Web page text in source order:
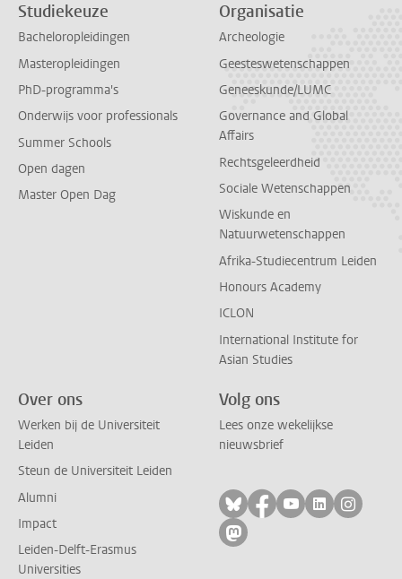
Studiekeuze
Bacheloropleidingen
Masteropleidingen
PhD-programma's
Onderwijs voor professionals
Summer Schools
Open dagen
Master Open Dag
Organisatie
Archeologie
Geesteswetenschappen
Geneeskunde/LUMC
Governance and Global
Affairs
Rechtsgeleerdheid
Sociale Wetenschappen
Wiskunde en
Natuurwetenschappen
Afrika-Studiecentrum Leiden
Honours Academy
ICLON
International Institute for
Asian Studies
Over ons
Werken bij de Universiteit
Leiden
Steun de Universiteit Leiden
Alumni
Impact
Leiden-Delft-Erasmus
Universities
Volg ons
Lees onze wekelijkse
nieuwsbrief
Volg ons op bluesky
Volg ons op
Volg ons op
Volg ons
Volg
Volg ons op mastodon